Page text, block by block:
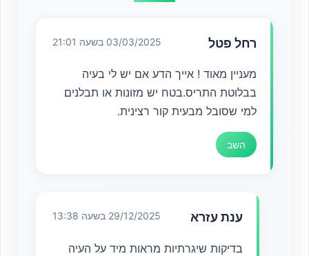
רחל פטל 03/03/2025 בשעה 21:01
מעניין מאוד ! אייך הדע אם יש לי בעיה
בבלוטת התריס.בטח יש מזונות או תבלנים
למי שסובל מבעית קור רצינית.
השב
ענת עזרא 29/12/2025 בשעה 13:38
בדיקות שיגרתיות מראות מיד על העיה